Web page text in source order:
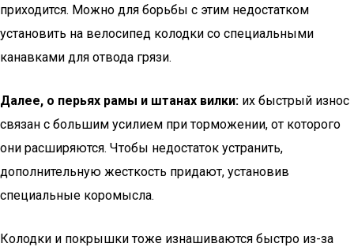
приходится. Можно для борьбы с этим недостатком
установить на велосипед колодки со специальными
канавками для отвода грязи.
Далее, о перьях рамы и штанах вилки: их быстрый износ
связан с большим усилием при торможении, от которого
они расширяются. Чтобы недостаток устранить,
дополнительную жесткость придают, установив
специальные коромысла.
Колодки и покрышки тоже изнашиваются быстро из-за